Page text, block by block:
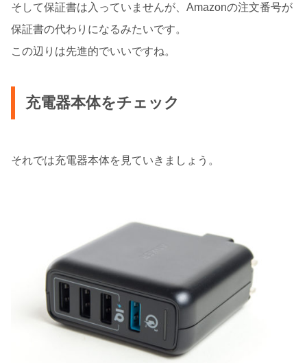
そして保証書は入っていませんが、Amazonの注文番号が
保証書の代わりになるみたいです。
この辺りは先進的でいいですね。
充電器本体をチェック
それでは充電器本体を見ていきましょう。